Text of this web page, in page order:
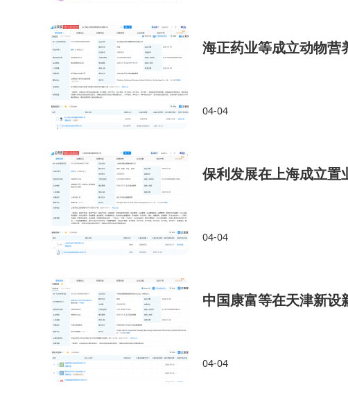
海正药业等成立动物营
04-04
保利发展在上海成立置
04-04
中国康富等在天津新设
04-04